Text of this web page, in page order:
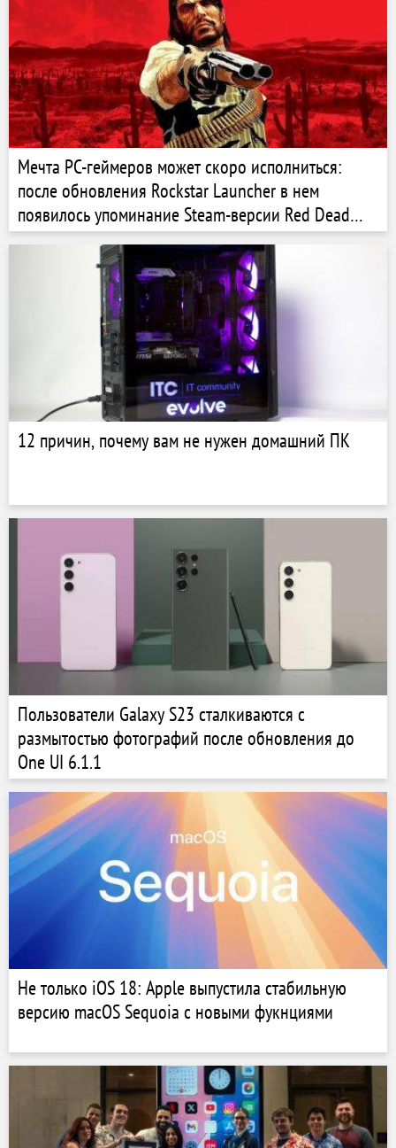
Мечта PC-геймеров может скоро исполниться:
после обновления Rockstar Launcher в нем
появилось упоминание Steam-версии Red Dead
Redemption
12 причин, почему вам не нужен домашний ПК
Пользователи Galaxy S23 сталкиваются с
размытостью фотографий после обновления до
One UI 6.1.1
Не только iOS 18: Apple выпустила стабильную
версию macOS Sequoia с новыми фукнциями